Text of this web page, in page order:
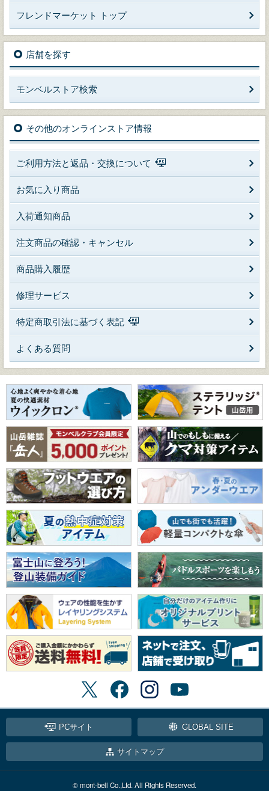
フレンドマーケット トップ
店舗を探す
モンベルストア検索
その他のオンラインストア情報
ご利用方法と返品・交換について
お気に入り商品
入荷通知商品
注文商品の確認・キャンセル
商品購入履歴
修理サービス
特定商取引法に基づく表記
よくある質問
PCサイト GLOBAL SITE
サイトマップ
© mont-bell Co.,Ltd. All Rights Reserved.